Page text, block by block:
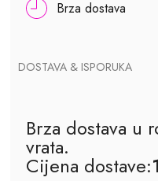
Brza dostava
DOSTAVA & ISPORUKA
Brza dostava u
vrata.
Cijena dostave: